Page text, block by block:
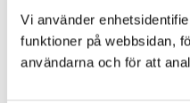
Vi använder
funktioner på webbsidan,
användarna och för att